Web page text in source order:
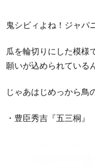
鬼シビィよね！ジャパ
瓜を輪切りにした模様
願いが込められている
じゃあはじめっから鳥
・豊臣秀吉『五三桐』